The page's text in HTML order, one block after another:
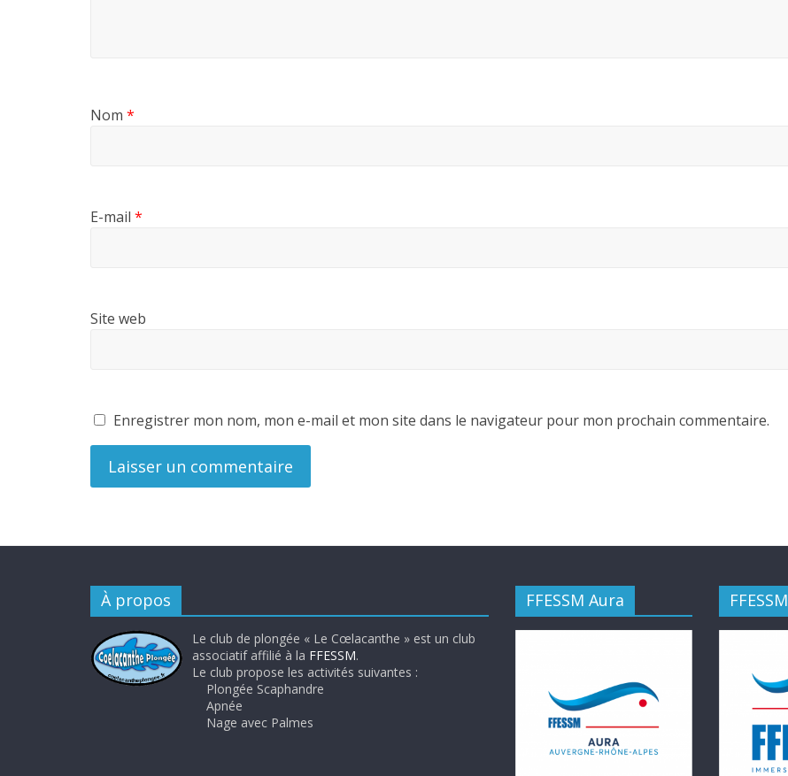
Nom *
E-mail *
Site web
Enregistrer mon nom, mon e-mail et mon site dans le navigateur pour mon prochain commentaire.
À propos
Le club de plongée « Le Cœlacanthe » est un club
associatif affilié à la FFESSM.
Le club propose les activités suivantes :
Plongée Scaphandre
Apnée
Nage avec Palmes
FFESSM Aura FFESSM